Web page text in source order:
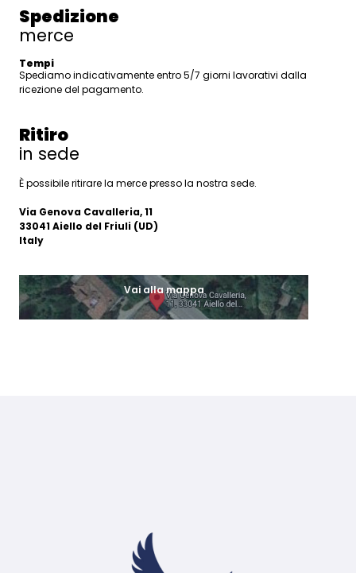
Spedizione
merce
Tempi
Spediamo indicativamente entro 5/7 giorni lavorativi dalla
ricezione del pagamento.
Ritiro
in sede
È possibile ritirare la merce presso la nostra sede.
Via Genova Cavalleria, 11
33041 Aiello del Friuli (UD)
Italy
Vai alla mappa